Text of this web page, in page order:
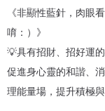
《非顯性藍針，肉眼
唷：）》
💡具有招財、招好運
促進身心靈的和諧、
理能量場，提升積極